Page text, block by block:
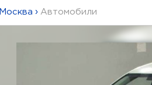
Москва › Автомобили